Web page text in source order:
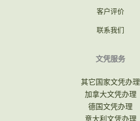
客户评价
联系我们
文凭服务
其它国家文凭办理
加拿大文凭办理
德国文凭办理
意大利文凭办理